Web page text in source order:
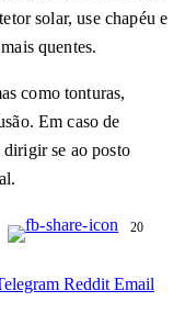
solar, use chapéu e
quentes.
como tonturas,
Em caso de
dirigir se ao posto
20
Reddit Email